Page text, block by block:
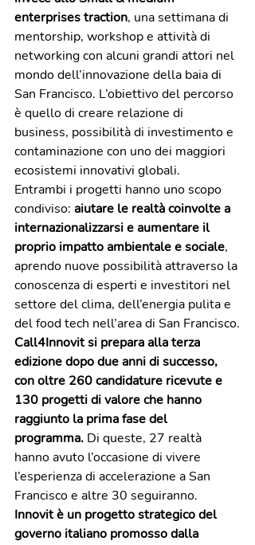
enterprises traction, una settimana di
mentorship, workshop e attività di
networking con alcuni grandi attori nel
mondo dell’innovazione della baia di
San Francisco. L’obiettivo del percorso
è quello di creare relazione di
business, possibilità di investimento e
contaminazione con uno dei maggiori
ecosistemi innovativi globali.
Entrambi i progetti hanno uno scopo
condiviso: aiutare le realtà coinvolte a
internazionalizzarsi e aumentare il
proprio impatto ambientale e sociale,
aprendo nuove possibilità attraverso la
conoscenza di esperti e investitori nel
settore del clima, dell’energia pulita e
del food tech nell’area di San Francisco.
Call4Innovit si prepara alla terza
edizione dopo due anni di successo,
con oltre 260 candidature ricevute e
130 progetti di valore che hanno
raggiunto la prima fase del
programma. Di queste, 27 realtà
hanno avuto l’occasione di vivere
l’esperienza di accelerazione a San
Francisco e altre 30 seguiranno.
Innovit è un progetto strategico del
governo italiano promosso dalla